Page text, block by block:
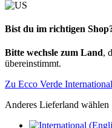
Bist du im richtigen
Bitte wechsle zum Land,
übereinstimmt.
Zu Ecco Verde
Anderes Lieferland wählen